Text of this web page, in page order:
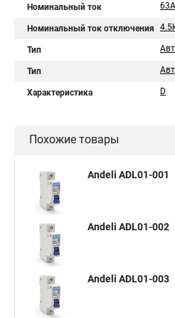
Номинальный ток 63A
Номинальный ток отключения
Тип
Тип
Характеристика D
Похожие товары
Andeli ADL01-001
Andeli ADL01-002
Andeli ADL01-003